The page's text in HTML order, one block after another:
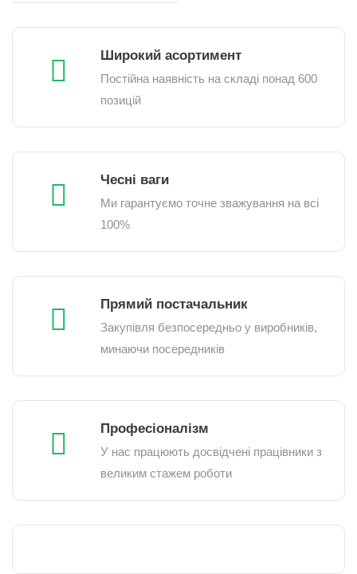
Широкий асортимент
Постійна наявність на складі понад 600
позицій
Чесні ваги
Ми гарантуємо точне зважування на всі
100%
Прямий постачальник
Закупівля безпосередньо у виробників,
минаючи посередників
Професіоналізм
У нас працюють досвідчені працівники з
великим стажем роботи